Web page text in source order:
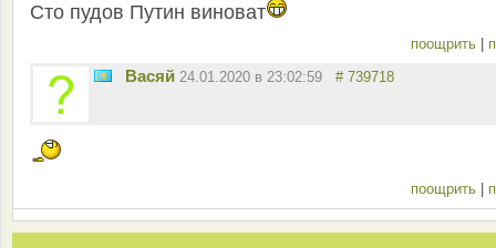
Сто пудов Путин виноват
поощрить
Васяй 24.01.2020 в 23:02:59 # 739718
поощрить